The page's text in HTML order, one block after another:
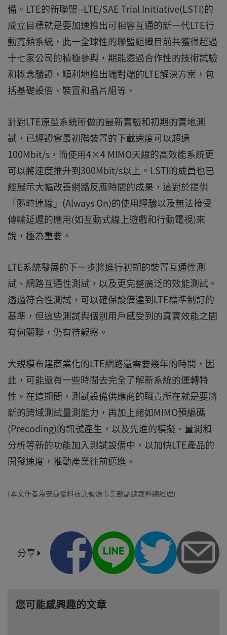
備。LTE的新聯盟--LTE/SAE Trial Initiative(LSTI)的
成立目標就是要加速推出可相容互通的新一代LTE行
動寬頻系統，此一全球性的聯盟組織目前共獲得超過
十七家公司的積極參與，期能透過合作性的技術試驗
和概念驗證，順利地推出端對端的LTE解決方案，包
括基礎設備、裝置和晶片組等。
針對LTE原型系統所做的最新實驗和初期的實地測
試，已經證實最初階裝置的下載速度可以超過
100Mbit/s，而使用4×4 MIMO天線的高效能系統更
可以將速度推升到300Mbit/s以上。LSTI的成員也已
經展示大幅改善網路反應時間的成果，這對於提供
「隨時連線」(Always On)的使用經驗以及無法接受
傳輸延遲的應用(如互動式線上遊戲和行動電視)來
說，極為重要。
LTE系統發展的下一步將進行初期的裝置互通性測
試、網路互通性測試，以及更完整廣泛的效能測試。
透過符合性測試，可以確保設備達到LTE標準制訂的
基準，但這些測試與個別用戶感受到的真實效能之間
有何關聯，仍有待觀察。
大規模布建商業化的LTE網路還需要幾年的時間，因
此，可能還有一些時間去完全了解新系統的運轉特
性。在這期間，測試設備供應商的職責所在就是要將
新的跨域測試量測能力，再加上諸如MIMO預編碼
(Precoding)的訊號產生，以及先進的模擬、量測和
分析等新的功能加入測試設備中，以加快LTE產品的
開發速度，推動產業往前邁進。
(本文作者為安捷倫科技訊號源事業部副總裁暨總經理)
分享
您可能感興趣的文章